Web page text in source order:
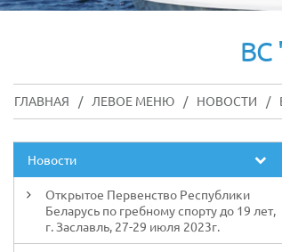
ВС
ГЛАВНАЯ / ЛЕВОЕ МЕНЮ / НОВОСТИ /
Новости
Открытое Первенство Республики
Беларусь по гребному спорту до 19 лет,
г. Заславль, 27-29 июля 2023г.